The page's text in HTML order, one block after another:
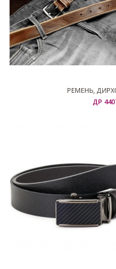
РЕМЕНЬ,
ДР